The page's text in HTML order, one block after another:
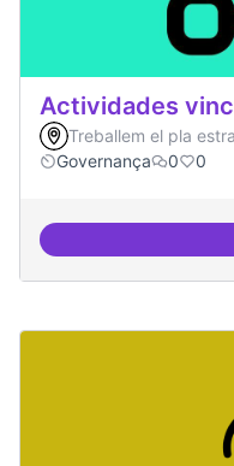
Actividades
Treballem el pla
Governança
0 0